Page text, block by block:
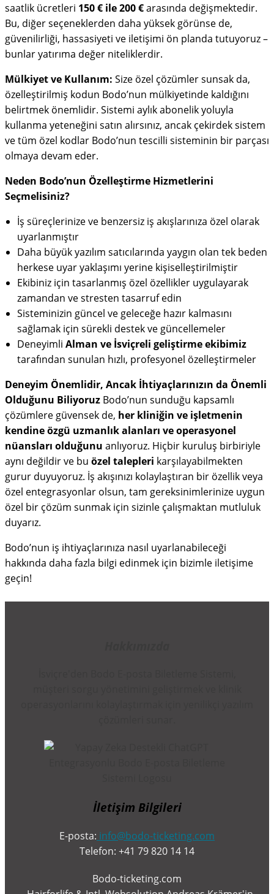
saatlik ücretleri 150 € ile 200 €arasında değişmektedir.
Bu, diğer seçeneklerden daha yüksek görünse de,
güvenilirliği, hassasiyeti ve iletişimi ön planda tutuyoruz –
bunlar yatırıma değer niteliklerdir.
Mülkiyet ve Kullanım: Size özel çözümler sunsak da,
özelleştirilmiş kodun Bodo’nun mülkiyetinde kaldığını
belirtmek önemlidir. Sistemi aylık abonelik yoluyla
kullanma yeteneğini satın alırsınız, ancak çekirdek sistem
ve tüm özel kodlar Bodo’nun tescilli sisteminin bir parçası
olmaya devam eder.
Neden Bodo’nun Özelleştirme Hizmetlerini
Seçmelisiniz?
İş süreçlerinize ve benzersiz iş akışlarınıza özel olarak
uyarlanmıştır
Daha büyük yazılım satıcılarında yaygın olan tek beden
herkese uyar yaklaşımı yerine kişiselleştirilmiştir
Ekibiniz için tasarlanmış özel özellikler uygulayarak
zamandan ve stresten tasarruf edin
Sisteminizin güncel ve geleceğe hazır kalmasını
sağlamak için sürekli destek ve güncellemeler
Deneyimli Alman ve İsviçreli geliştirme ekibimiz
tarafından sunulan hızlı, profesyonel özelleştirmeler
Deneyim Önemlidir, Ancak İhtiyaçlarınızın da Önemli
Olduğunu Biliyoruz Bodo’nun sunduğu kapsamlı
çözümlere güvensek de, her kliniğin ve işletmenin
kendine özgü uzmanlık alanları ve operasyonel
nüansları olduğunu anlıyoruz. Hiçbir kuruluş birbiriyle
aynı değildir ve bu özel talepleri karşılayabilmekten
gurur duyuyoruz. İş akışınızı kolaylaştıran bir özellik veya
özel entegrasyonlar olsun, tam gereksinimlerinize uygun
özel bir çözüm sunmak için sizinle çalışmaktan mutluluk
duyarız.
Bodo’nun iş ihtiyaçlarınıza nasıl uyarlanabileceği
hakkında daha fazla bilgi edinmek için bizimle iletişime
geçin!
İletişim Bilgileri
E-posta: info@bodo-ticketing.com
Telefon: +41 79 820 14 14
Bodo-ticketing.com